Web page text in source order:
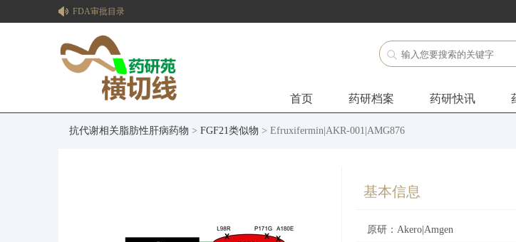
FDA审批目录
首页 药研档案 药研快讯
抗代谢相关脂肪性肝病药物 > FGF21类似物 > Efruxifermin|AKR-001|AMG876
基本信息
原研：Akero|Amgen